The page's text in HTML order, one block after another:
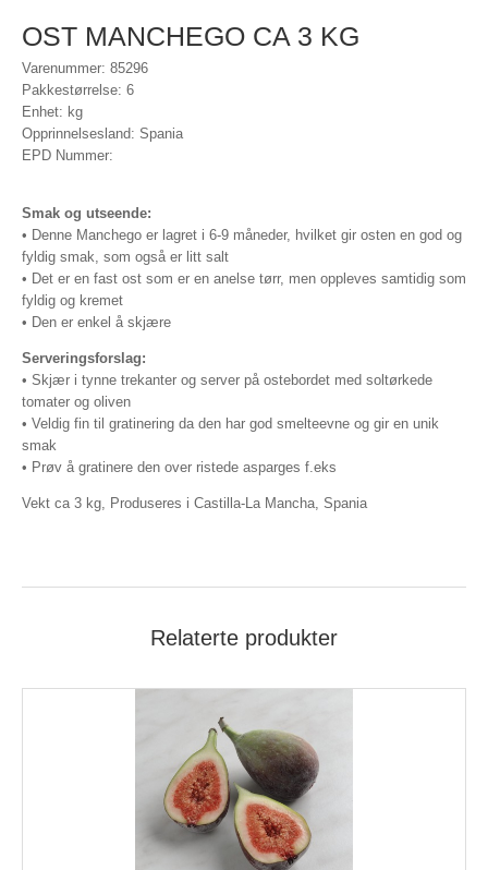
OST MANCHEGO CA 3 KG
Varenummer: 85296
Pakkestørrelse: 6
Enhet: kg
Opprinnelsesland: Spania
EPD Nummer:
Smak og utseende:
• Denne Manchego er lagret i 6-9 måneder, hvilket gir osten en god og
fyldig smak, som også er litt salt
• Det er en fast ost som er en anelse tørr, men oppleves samtidig som
fyldig og kremet
• Den er enkel å skjære
Serveringsforslag:
• Skjær i tynne trekanter og server på ostebordet med soltørkede
tomater og oliven
• Veldig fin til gratinering da den har god smelteevne og gir en unik
smak
• Prøv å gratinere den over ristede asparges f.eks
Vekt ca 3 kg, Produseres i Castilla-La Mancha, Spania
Relaterte produkter